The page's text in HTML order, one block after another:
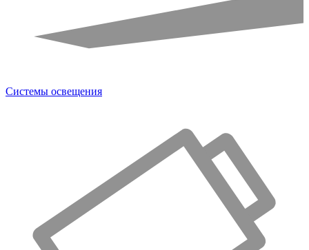
Системы освещения